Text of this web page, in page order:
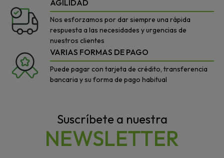
AGILIDAD
Nos esforzamos por dar siempre una rápida
respuesta a las necesidades y urgencias de
nuestros clientes
VARIAS FORMAS DE PAGO
Puede pagar con tarjeta de crédito, transferencia
bancaria y su forma de pago habitual
Suscríbete a nuestra
NEWSLETTER